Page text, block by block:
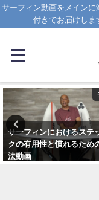
サーフィン動画をメインに
付きでお届けしま
サーフィンにおけるステ
クの有用性と慣れるため
法動画